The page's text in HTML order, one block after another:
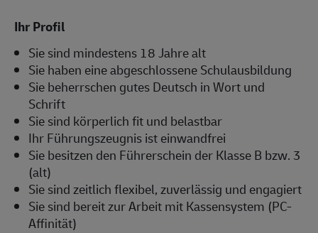
Ihr Profil
Sie sind mindestens 18 Jahre alt
Sie haben eine abgeschlossene Schulausbildung
Sie beherrschen gutes Deutsch in Wort und
Schrift
Sie sind körperlich fit und belastbar
Ihr Führungszeugnis ist einwandfrei
Sie besitzen den Führerschein der Klasse B bzw. 3
(alt)
Sie sind zeitlich flexibel, zuverlässig und engagiert
Sie sind bereit zur Arbeit mit Kassensystem (PC-
Affinität)